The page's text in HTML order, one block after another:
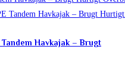
Tandem Havkajak – Brugt